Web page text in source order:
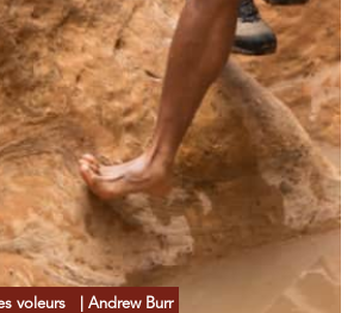
voleurs | Andrew Burr